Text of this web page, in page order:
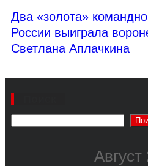
Два «золота»
России выиграла
Светлана Аплачкина
Август